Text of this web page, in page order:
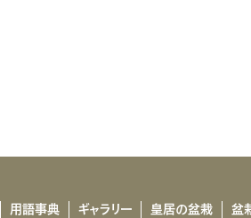
用語事典 ギャラリー 皇居の盆栽 盆